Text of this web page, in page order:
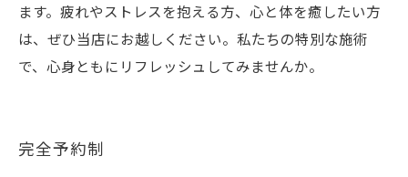
ます。疲れやストレスを抱える方、心と体を癒したい方
は、ぜひ当店にお越しください。私たちの特別な施術
で、心身ともにリフレッシュしてみませんか。
完全予約制